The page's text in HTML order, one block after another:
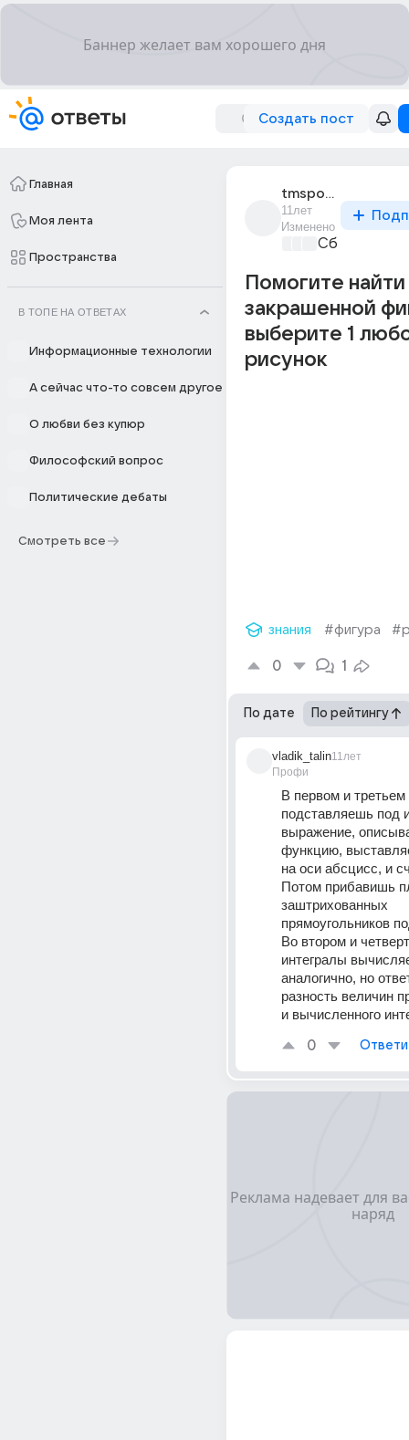
Создать пост
Главная
Моя лента
Пространства
В ТОПЕ НА ОТВЕТАХ
Информационные технологии
А сейчас что-то совсем другое
О любви без купюр
Философский вопрос
Политические дебаты
Смотреть все
tmsportiktm_1
11лет
Изменено
Сборная
Помогите
закрашенной
выберите 1
рисунок
знания #фигура
0 1
По дате По рейтингу
vladik_talin
Профи
11лет
В первом и третьем
подставляешь под
выражение,
функцию,
на оси абсцисс, и
Потом прибавишь
заштрихованных
прямоугольников
Во втором и
интегралы
аналогично, но
разность величин
и вычисленного
0